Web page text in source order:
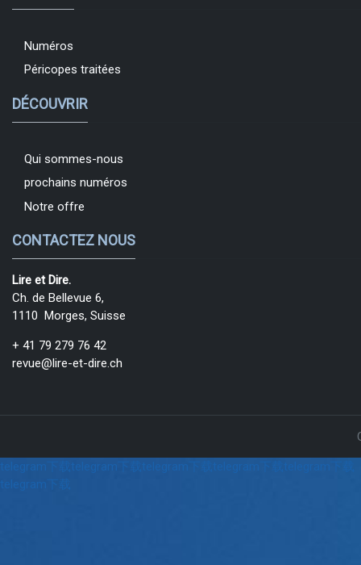
Numéros
Péricopes traitées
DÉCOUVRIR
Qui sommes-nous
prochains numéros
Notre offre
CONTACTEZ NOUS
Lire et Dire.
Ch. de Bellevue 6,
1110 Morges, Suisse
+ 41 79 279 76 42
revue@lire-et-dire.ch
telegram下载 telegram下载 telegram下载 telegram下载
telegram下载